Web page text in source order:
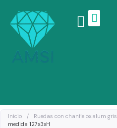
contenido
Inicio / Ruedas con chanfle ox.alum gris
medida 127x3xH